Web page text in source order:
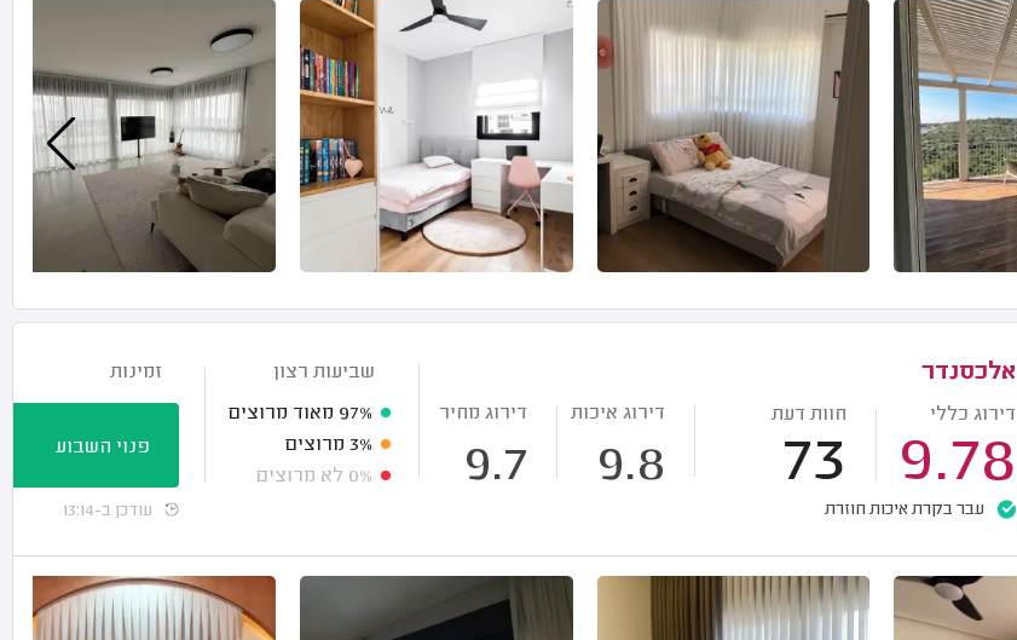
אלכסנדר
דירוג כללי
9.78
חוות דעת
73
דירוג איכות
9.8
דירוג מחיר
9.7
עבר בקרת איכות חוזרת
שביעות רצון
97% מאוד מרוצים
3% מרוצים
0% לא מרוצים
זמינות
פנוי השבוע
עודכן ב-13:14